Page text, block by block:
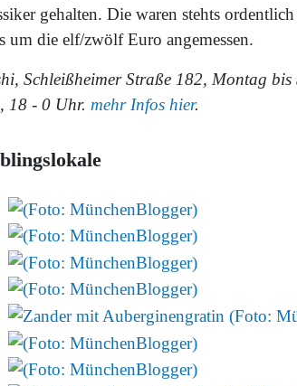
gehalten. Die waren stehts
um die elf/zwölf Euro angemessen.
Schleißheimer Straße 182, Montag
18 - 0 Uhr. mehr Infos hier.